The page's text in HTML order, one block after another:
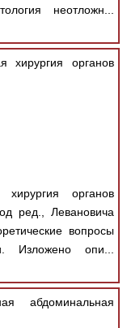
неотложн...
хирургия органов
органов
ред., Левановича
вопросы
Изложено опи...
абдоминальная